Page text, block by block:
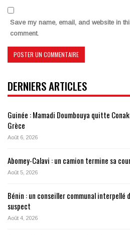
Save my name, email, and website in
comment.
DERNIERS ARTICLES
Guinée : Mamadi Doumbouya quitte
Grèce
Août 6, 2026
Abomey-Calavi : un camion termine sa
Août 5, 2026
Bénin : un conseiller communal interpellé
suspect
Août 4, 2026